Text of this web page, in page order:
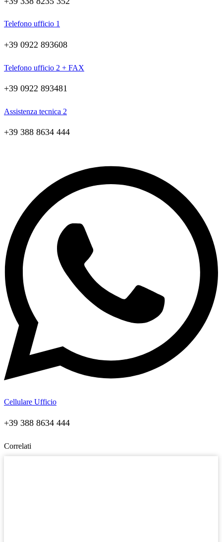
Telefono ufficio 1
+39 0922 893608
Telefono ufficio 2 + FAX
+39 0922 893481
Assistenza tecnica 2
+39 388 8634 444
Cellulare Ufficio
+39 388 8634 444
Correlati